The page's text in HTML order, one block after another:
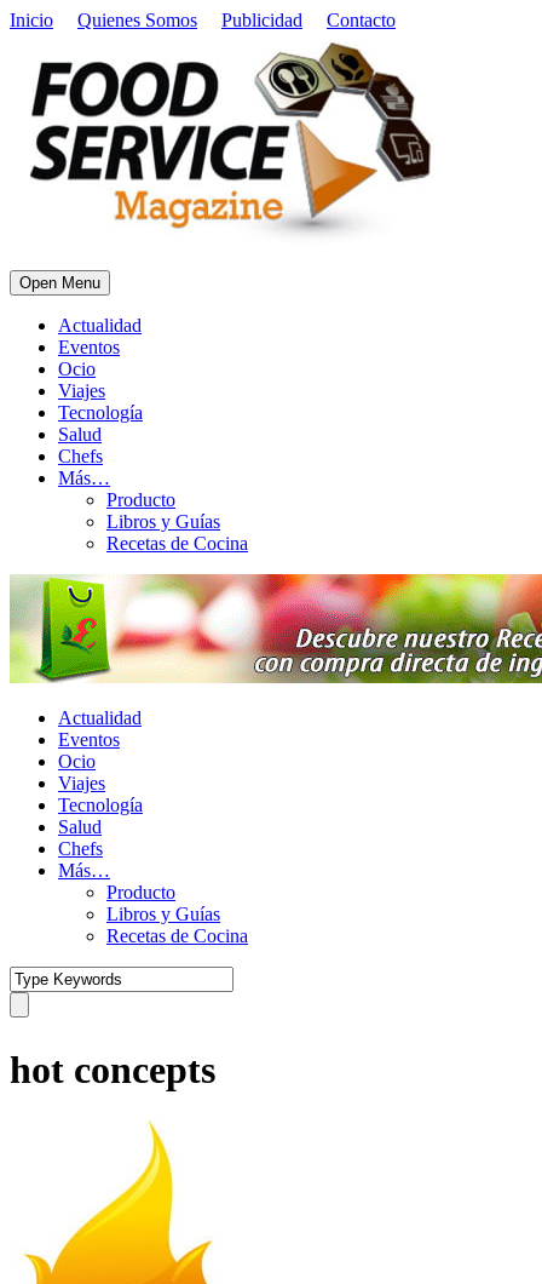
Inicio Quienes Somos Publicidad Contacto
Open Menu
Actualidad
Eventos
Ocio
Viajes
Tecnología
Salud
Chefs
Más…
Producto
Libros y Guías
Recetas de Cocina
Actualidad
Eventos
Ocio
Viajes
Tecnología
Salud
Chefs
Más…
Producto
Libros y Guías
Recetas de Cocina
hot concepts